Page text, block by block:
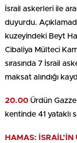
İsrail askerleri ile
duyurdu.
kuzeyindeki Beyt
Cibaliya Mülteci
sırasında 7 İsrail
maksat alındığı
20.00 Ürdün
kentinde 41 yataklı
HAMAS: